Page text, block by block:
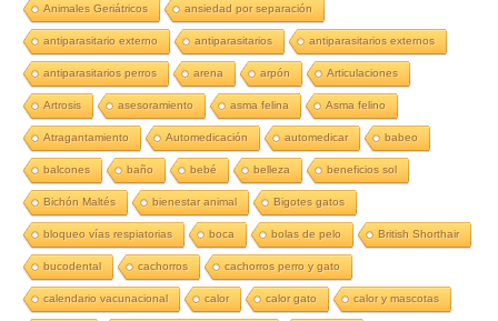
Animales Geriátricos ansiedad por separación
antiparasitario externo antiparasitarios antiparasitarios externos
antiparasitarios perros arena arpón Articulaciones
Artrosis asesoramiento asma felina Asma felino
Atragantamiento Automedicación automedicar babeo
balcones baño bebé belleza beneficios sol
Bichón Maltés bienestar animal Bigotes gatos
bloqueo vías respiatorias boca bolas de pelo British Shorthair
bucodental cachorros cachorros perro y gato
calendario vacunacional calor calor gato calor y mascotas